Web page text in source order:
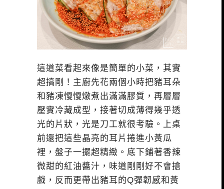
這道菜看起來像是簡單的小菜，其實
超搞剛！主廚先花兩個小時把豬耳朵
和豬凍慢慢燉煮出滿滿膠質，再層層
壓實冷藏成型，接著切成薄得幾乎透
光的片狀，光是刀工就很考驗。上桌
前還把這些晶亮的耳片捲進小黃瓜
裡，盤子一擺超精緻。底下鋪著香辣
微甜的紅油醬汁，味道剛剛好不會搶
戲，反而更帶出豬耳的Q彈韌感和黃